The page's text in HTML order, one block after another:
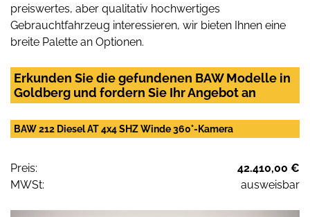
preiswertes, aber qualitativ hochwertiges
Gebrauchtfahrzeug interessieren, wir bieten Ihnen eine
breite Palette an Optionen.
Erkunden Sie die gefundenen BAW Modelle in
Goldberg und fordern Sie Ihr Angebot an
BAW 212 Diesel AT 4x4 SHZ Winde 360°-Kamera
Preis:
42.410,00 €
MWSt:
ausweisbar